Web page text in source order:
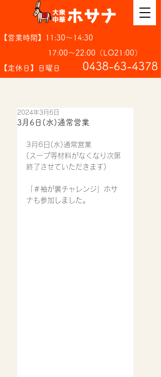
【営業時間】11:30～14:30
17:00～22:00（LO21:00）
【定休日】日曜日
​0438-63-4378
3月6日(水)通常営業
2024年3月6日
3月6日(水)通常営業
(スープ等材料がなくなり次第
終了させていただきます)
「＃袖が裏チャレンジ」ホサ
ナも参加しました。